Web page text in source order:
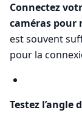
Connectez
caméras pour
est souvent
pour la
Testez l’angle